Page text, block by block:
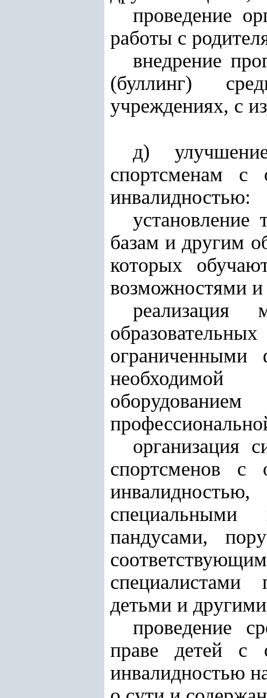
проведение
работы с
внедрение
(буллинг)
учреждениях, с
д)
спортсменам с
инвалидностью:
базам и другим
которых
возможностями
реализация
ограниченными
необходимой
организация
спортсменов с
специальными
пандусами,
специалистами
детьми и
проведение
праве детей с
инвалидностью